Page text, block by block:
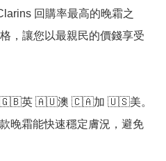
回購率最高的晚霜之
，讓您以最親民的價錢享受
🇬🇧英 🇦🇺澳 🇨🇦加 🇺🇸美。
晚霜能快速穩定膚況，避免